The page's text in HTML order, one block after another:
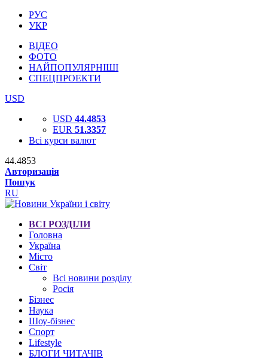
РУС
УКР
ВІДЕО
ФОТО
НАЙПОПУЛЯРНІШІ
СПЕЦПРОЕКТИ
USD
USD 44.4853
EUR 51.3357
Всі курси валют
44.4853
Авторизація
Пошук
RU
ВСІ РОЗДІЛИ
Головна
Україна
Місто
Світ
Всі новини розділу
Росія
Бізнес
Наука
Шоу-бізнес
Спорт
Lifestyle
БЛОГИ ЧИТАЧІВ